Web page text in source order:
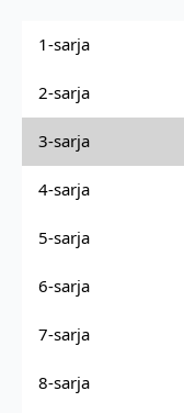
1-sarja
2-sarja
3-sarja
4-sarja
5-sarja
6-sarja
7-sarja
8-sarja